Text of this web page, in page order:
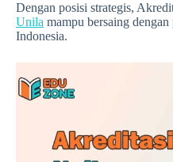
Dengan posisi strategis,
Unila mampu bersaing
Indonesia.